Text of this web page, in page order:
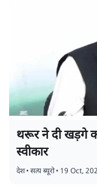
थरूर ने दी खड़गे
स्वीकार
देश•सत्य ब्यूरो• 19 Oct,